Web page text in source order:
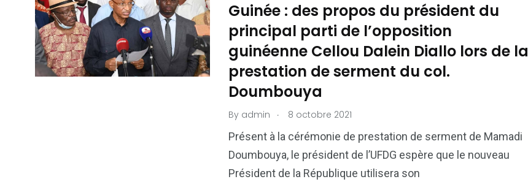
Guinée : des propos du président du
principal parti de l’opposition
guinéenne Cellou Dalein Diallo lors de la
prestation de serment du col.
Doumbouya
By admin . 8 octobre 2021
Présent à la cérémonie de prestation de serment de Mamadi
Doumbouya, le président de l’UFDG espère que le nouveau
Président de la République utilisera son